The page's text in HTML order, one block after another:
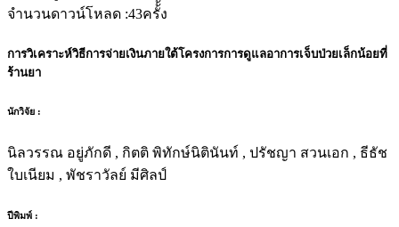
จำนวนดาวน์โหลด :43ครั้้ง
การวิเคราะห์วิธีการจ่ายเงินภายใต้โครงการการดูแลอาการเจ็บป่วยเล็กน้อยที่
ร้านยา
นักวิจัย :
นิลวรรณ อยู่ภักดี , กิตติ พิทักษ์นิตินันท์ , ปรัชญา สวนเอก , ธีธัช
ใบเนียม , พัชราวัลย์ มีศิลป์
ปีพิมพ์ :